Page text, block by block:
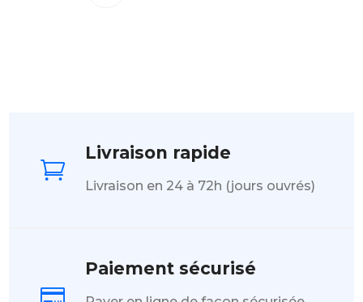

Livraison rapide
Livraison en 24 à 72h (jours ouvrés)

Paiement sécurisé